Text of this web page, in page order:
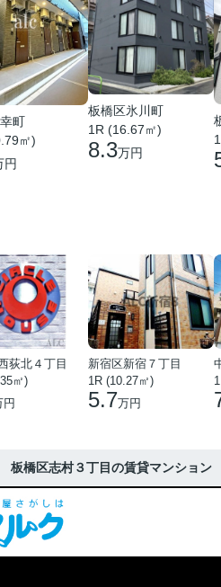
町
㎡)
円
板橋区氷川町
1R (16.67㎡)
8.3万円
荻北４丁目
㎡)
円
新宿区新宿７丁目
1R (10.27㎡)
5.7万円
板橋区志村３丁目の賃貸マンション